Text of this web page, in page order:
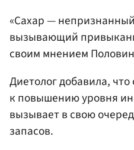
«Сахар —
вызывающий
своим мнением
Диетолог добавила,
к повышению уровня
вызывает в свою
запасов.